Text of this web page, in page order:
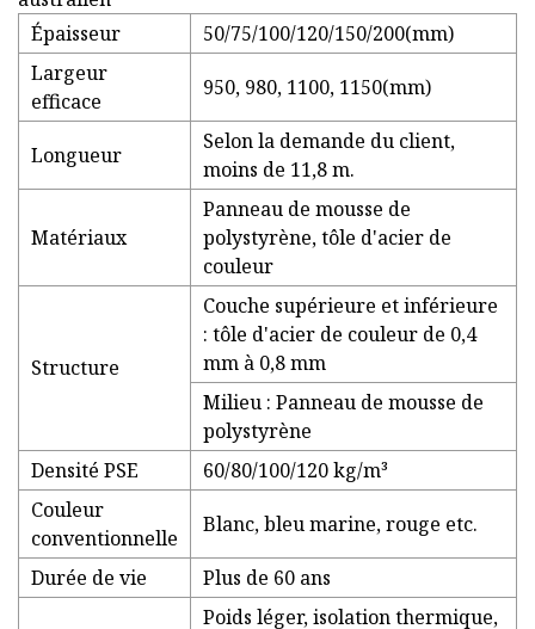
Épaisseur
50/75/100/120/150/200(mm)
Largeur
efficace
950, 980, 1100, 1150(mm)
Longueur
Selon la demande du client,
moins de 11,8 m.
Matériaux
Panneau de mousse de
polystyrène, tôle d'acier de
couleur
Structure
Couche supérieure et inférieure
: tôle d'acier de couleur de 0,4
mm à 0,8 mm
Milieu : Panneau de mousse de
polystyrène
Densité PSE
60/80/100/120 kg/m³
Couleur
conventionnelle
Blanc, bleu marine, rouge etc.
Durée de vie Plus de 60 ans
Poids léger, isolation thermique,